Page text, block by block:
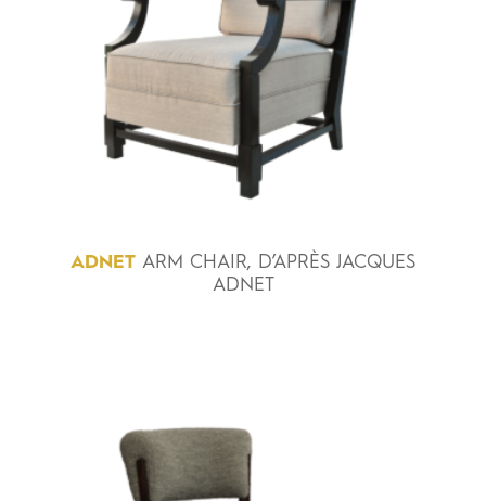
ADNET ARM CHAIR, D’APRÈS JACQUES
ADNET